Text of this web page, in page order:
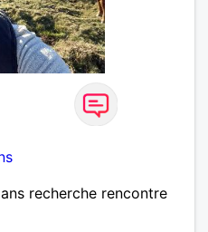
recherche rencontre